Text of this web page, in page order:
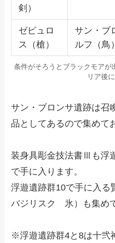
剣）
ゼピュロ
ス（槍）
サン・ブ
ルフ（鳥）
条件がそろうとブラックモアが
リア後に
サン・ブロンサ遺跡は
品としてあるので集めて
装身具彫金技法書Ⅲも浮
で手に入ります。
浮遊遺跡群10で手に入る
バジリスク 氷）も集め
※浮遊遺跡群4と8は十弐